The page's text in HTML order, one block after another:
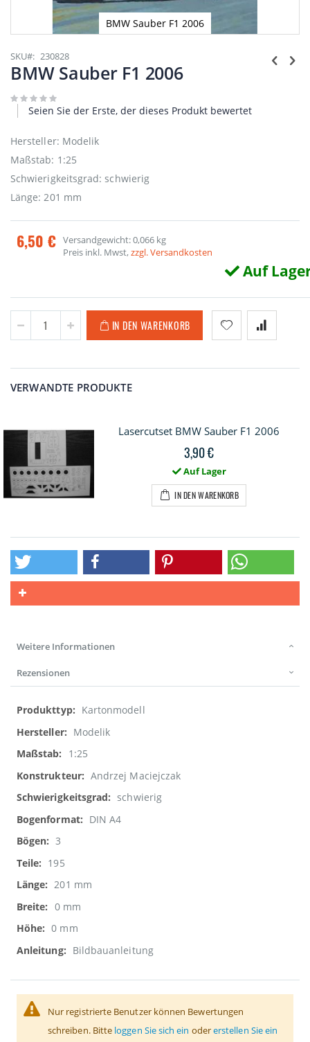
BMW Sauber F1 2006
Anfang
der
Bildgalerie
SKU 230828
BMW Sauber F1 2006
Seien Sie der Erste, der dieses Produkt bewertet
Hersteller: Modelik
Maßstab: 1:25
Schwierigkeitsgrad: schwierig
Länge: 201 mm
6,50 € Versandgewicht: 0,066 kg
Preis inkl. Mwst,zzgl. Versandkosten
Auf
IN DEN WARENKORB
VERWANDTE PRODUKTE
Lasercutset BMW Sauber F1 2006
3,90 €
Auf Lager
IN DEN WARENKORB
Weitere Informationen
Rezensionen
Weitere
Informationen
Kartonmodell
Modelik
1:25
Andrzej Maciejczak
schwierig
DIN A4
3
195
201 mm
0 mm
0 mm
Bildbauanleitung
Nur registrierte Benutzer können Bewertungen
schreiben. Bitte loggen Sie sich ein odererstellen Sie ein